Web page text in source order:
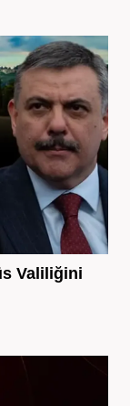
Valiliğini